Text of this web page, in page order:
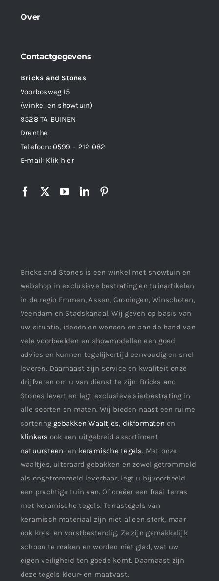
Over
Contactgegevens
Bricks and Stones
Voorbosweg 15
(winkel en showtuin)
9528 TA BUINEN
Drenthe
Telefoon:0599 – 212 082
E-mail: Klik hier
Bricks and Stones is een winkel met showtuin en
webshop in exclusieve bestrating en tuinartikelen
in de regio Emmen, Assen, Groningen, Winschoten,
Veendam en Stadskanaal. Wij geven op basis van
uw situatie, ideeën en wensen en aan de hand van
vele voorbeelden en showmodellen een goed
advies en kunnen tegelijkertijd eenvoudig en snel
leveren. Daarnaast zijn service en kwaliteit onze
drijfveren om u van dienst te zijn. Bricks and
Stones levert en legt exclusieve sierbestrating in
alle soorten en maten. Wij bieden naast een ruime
sortering gebakken Waaltjes, dikformaten en
klinkers ook een uitgebreid assortiment
natuursteen- en keramische tegels. Met onze
waaltjes, uiteraard gebakken en zowel getrommeld
als ongetrommeld leverbaar, legt u bijvoorbeeld
een prachtige tuin aan. Of creëer een fraai terras
met keramische tegels. Terrastegels van
keramisch materiaal zijn niet alleen sterk, maar
ook kras- en vorstbestendig. Ze zijn gemakkelijk
schoon te maken en worden niet glad, wat uw
eigen veiligheid ten goede komt. Daarnaast zijn
deze tegels kleur- en maatvast.